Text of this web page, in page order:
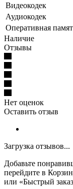
Видеокодек
Аудиокодек
Оперативная
Наличие
Отзывы
Нет оценок
Оставить отзыв
Загрузка отзывов...
Добавьте
перейдите в
или «Быстрый